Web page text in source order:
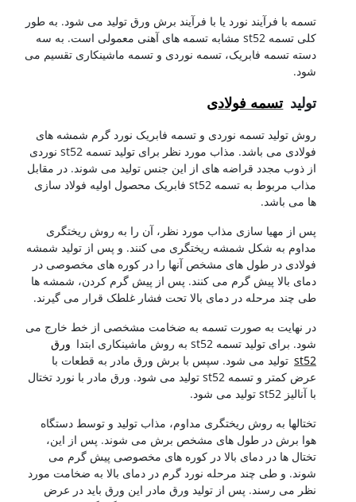
تسمه با فرآیند نورد یا با فرآیند برش ورق تولید می شود. به طور
کلی تسمه st52 مشابه تسمه های آهنی معمولی است. به سه
دسته تسمه فابریک، تسمه نوردی و تسمه ماشینکاری تقسیم می
شود.
تولید تسمه فولادی
روش تولید تسمه نوردی و تسمه فابریک نورد گرم شمشه های
فولادی می باشد. مذاب مورد نظر برای تولید تسمه st52 نوردی
از ذوب مجدد قراضه های از این جنس تولید می شوند. در مقابل
مذاب مربوط به تسمه st52 فابریک محصول اولیه فولاد سازی
ها می باشد.
پس از مهیا سازی مذاب مورد نظر، آن را به روش ریختگری
مداوم به شکل شمشه ریختگری می کنند. و پس از تولید شمشه
فولادی در طول های مشخص آنها را در کوره های مخصوصی در
دمای بالا پیش گرم می کنند. پس از پیش گرم کردن، شمشه ها
طی چند مرحله در دمای بالا تحت فشار غلطک قرار می گیرند.
در نهایت به صورت تسمه به ضخامت مشخصی از خط خارج می
شود. برای تولید تسمه st52 به روش ماشینکاری ابتدا
ورق
st52 تولید می شود. سپس با برش ورق مادر به قطعات با
عرض کمتر و تسمه st52 تولید می شود. ورق مادر با نورد تختال
با آنالیز st52 تولید می شود.
تختالها به روش ریختگری مداوم، مذاب تولید و توسط دستگاه
هوا برش در طول های مشخص برش می شوند. پس از این،
تختال ها در دمای بالا در کوره های مخصوصی پیش گرم می
شوند. و طی چند مرحله نورد گرم در دمای بالا به ضخامت مورد
نظر می رسند. پس از تولید ورق مادر این ورق باید در عرض